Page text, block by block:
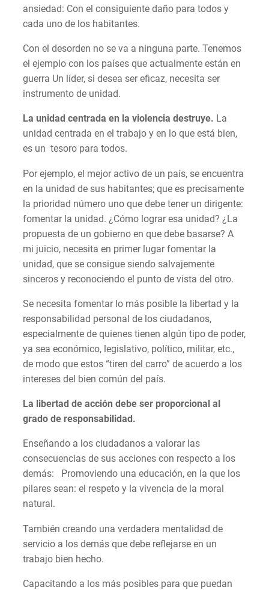
ansiedad: Con el consiguiente daño para todos y
cada uno de los habitantes.
Con el desorden no se va a ninguna parte. Tenemos
el ejemplo con los países que actualmente están en
guerra Un líder, si desea ser eficaz, necesita ser
instrumento de unidad.
La unidad centrada en la violencia destruye. La
unidad centrada en el trabajo y en lo que está bien,
es un tesoro para todos.
Por ejemplo, el mejor activo de un país, se encuentra
en la unidad de sus habitantes; que es precisamente
la prioridad número uno que debe tener un dirigente:
fomentar la unidad. ¿Cómo lograr esa unidad? ¿La
propuesta de un gobierno en que debe basarse? A
mi juicio, necesita en primer lugar fomentar la
unidad, que se consigue siendo salvajemente
sinceros y reconociendo el punto de vista del otro.
Se necesita fomentar lo más posible la libertad y la
responsabilidad personal de los ciudadanos,
especialmente de quienes tienen algún tipo de poder,
ya sea económico, legislativo, político, militar, etc.,
de modo que estos “tiren del carro” de acuerdo a los
intereses del bien común del país.
La libertad de acción debe ser proporcional al
grado de responsabilidad.
Enseñando a los ciudadanos a valorar las
consecuencias de sus acciones con respecto a los
demás: Promoviendo una educación, en la que los
pilares sean: el respeto y la vivencia de la moral
natural.
También creando una verdadera mentalidad de
servicio a los demás que debe reflejarse en un
trabajo bien hecho.
Capacitando a los más posibles para que puedan